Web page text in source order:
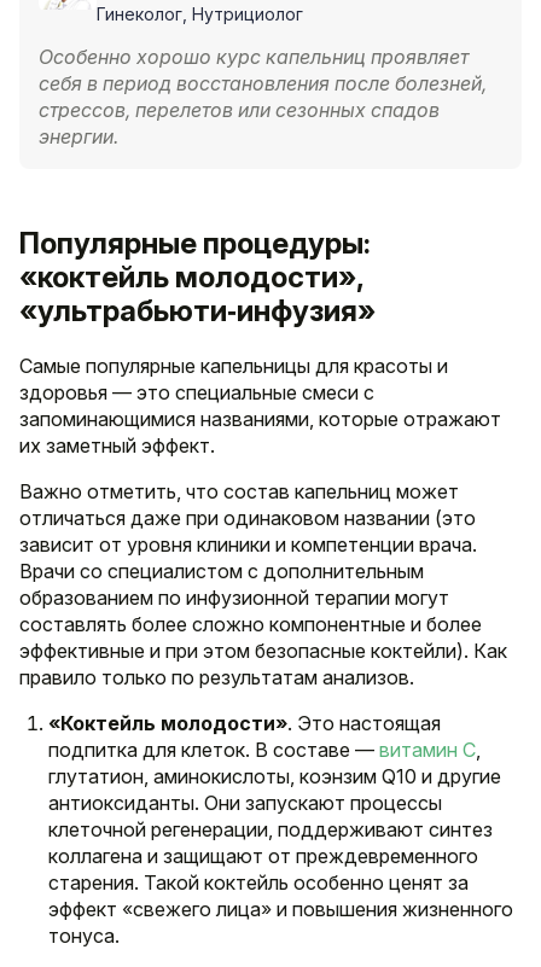
Гинеколог, Нутрициолог
Особенно хорошо курс капельниц проявляет
себя в период восстановления после болезней,
стрессов, перелетов или сезонных спадов
энергии.
Популярные процедуры:
«коктейль молодости»,
«ультрабьюти‐инфузия»
Самые популярные капельницы для красоты и
здоровья — это специальные смеси с
запоминающимися названиями, которые отражают
их заметный эффект.
Важно отметить, что состав капельниц может
отличаться даже при одинаковом названии (это
зависит от уровня клиники и компетенции врача.
Врачи со специалистом с дополнительным
образованием по инфузионной терапии могут
составлять более сложно компонентные и более
эффективные и при этом безопасные коктейли). Как
правило только по результатам анализов.
«Коктейль молодости». Это настоящая
подпитка для клеток. В составе — витамин C
глутатион, аминокислоты, коэнзим Q10 и другие
антиоксиданты. Они запускают процессы
клеточной регенерации, поддерживают синтез
коллагена и защищают от преждевременного
старения. Такой коктейль особенно ценят за
эффект «свежего лица» и повышения жизненного
тонуса.